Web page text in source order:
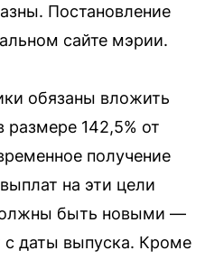
Постановление
сайте мэрии.
обязаны вложить
размере 142,5% от
получение
на эти цели
быть новыми —
с даты выпуска. Кроме